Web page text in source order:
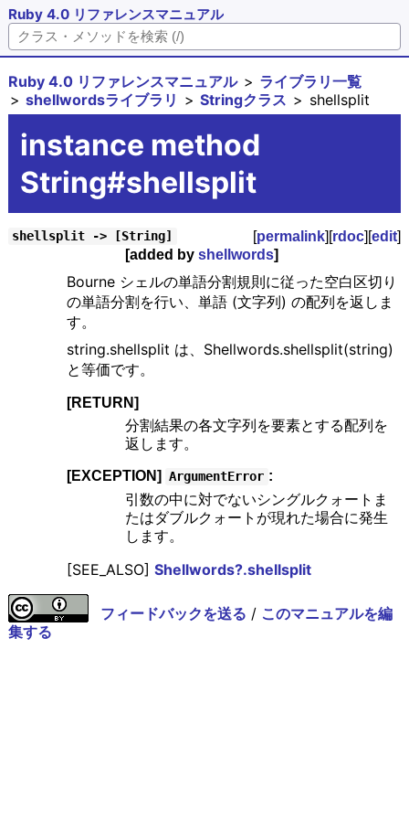
Ruby 4.0 リファレンスマニュアル
Ruby 4.0 リファレンスマニュアル
ライブラリ一覧
shellwordsライブラリ
Stringクラス shellsplit
instance method
String#shellsplit
shellsplit -> [String] [permalink][rdoc][edit]
[added by shellwords]
Bourne シェルの単語分割規則に従った空白区切り
の単語分割を行い、単語 (文字列) の配列を返しま
す。
string.shellsplit は、Shellwords.shellsplit(string)
と等価です。
[RETURN]
分割結果の各文字列を要素とする配列を
返します。
[EXCEPTION] ArgumentError :
引数の中に対でないシングルクォートま
たはダブルクォートが現れた場合に発生
します。
[SEE_ALSO] Shellwords?.shellsplit
フィードバックを送る / このマニュアルを編
集する